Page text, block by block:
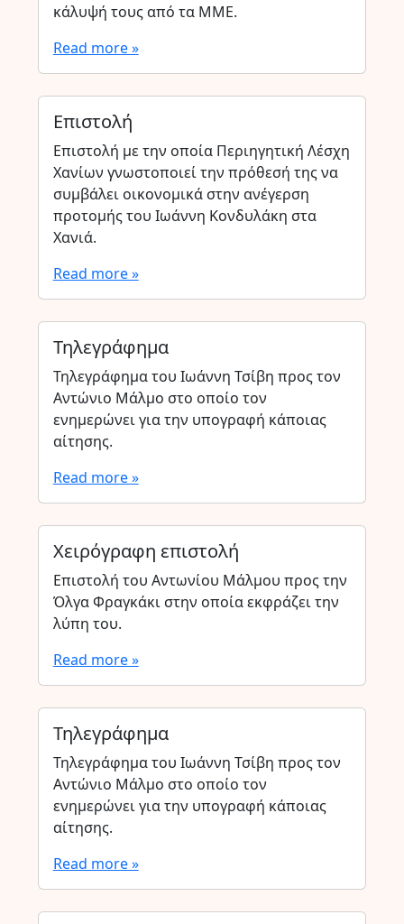
κάλυψή τους από τα ΜΜΕ.
Read more »
Επιστολή
Επιστολή με την οποία Περιηγητική Λέσχη
Χανίων γνωστοποιεί την πρόθεσή της να
συμβάλει οικονομικά στην ανέγερση
προτομής του Ιωάννη Κονδυλάκη στα
Χανιά.
Read more »
Τηλεγράφημα
Τηλεγράφημα του Ιωάννη Τσίβη προς τον
Αντώνιο Μάλμο στο οποίο τον
ενημερώνει για την υπογραφή κάποιας
αίτησης.
Read more »
Χειρόγραφη επιστολή
Επιστολή του Αντωνίου Μάλμου προς την
Όλγα Φραγκάκι στην οποία εκφράζει την
λύπη του.
Read more »
Τηλεγράφημα
Τηλεγράφημα του Ιωάννη Τσίβη προς τον
Αντώνιο Μάλμο στο οποίο τον
ενημερώνει για την υπογραφή κάποιας
αίτησης.
Read more »